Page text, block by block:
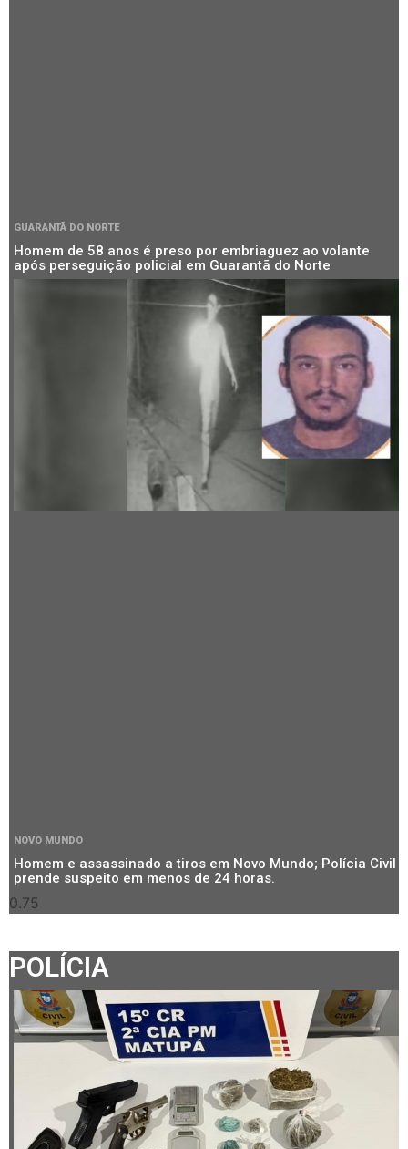
GUARANTÃ DO NORTE
Homem de 58 anos é preso por embriaguez ao volante
após perseguição policial em Guarantã do Norte
NOVO MUNDO
Homem e assassinado a tiros em Novo Mundo; Polícia Civil
prende suspeito em menos de 24 horas.
POLÍCIA